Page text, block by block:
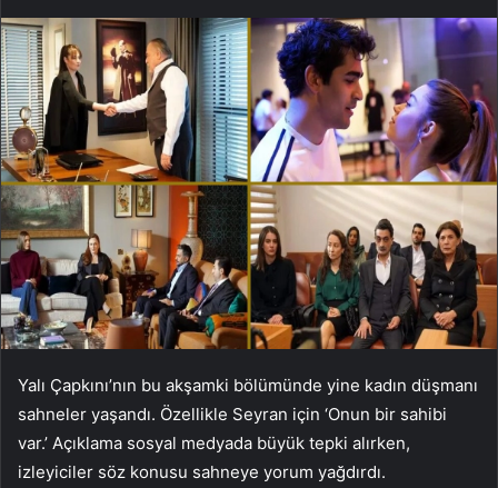
Yalı Çapkını’nın bu akşamki bölümünde yine kadın düşmanı
sahneler yaşandı. Özellikle Seyran için ‘Onun bir sahibi
var.’ Açıklama sosyal medyada büyük tepki alırken,
izleyiciler söz konusu sahneye yorum yağdırdı.